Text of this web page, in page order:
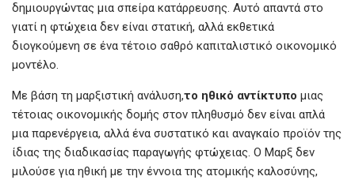
δημιουργώντας μια σπείρα κατάρρευσης. Αυτό απαντά στο
γιατί η φτώχεια δεν είναι στατική, αλλά εκθετικά
διογκούμενη σε ένα τέτοιο σαθρό καπιταλιστικό οικονομικό
μοντέλο.
Με βάση τη μαρξιστική ανάλυση,το ηθικό αντίκτυπο μιας
τέτοιας οικονομικής δομής στον πληθυσμό δεν είναι απλά
μια παρενέργεια, αλλά ένα συστατικό και αναγκαίο προϊόν της
ίδιας της διαδικασίας παραγωγής φτώχειας. Ο Μαρξ δεν
μιλούσε για ηθική με την έννοια της ατομικής καλοσύνης,